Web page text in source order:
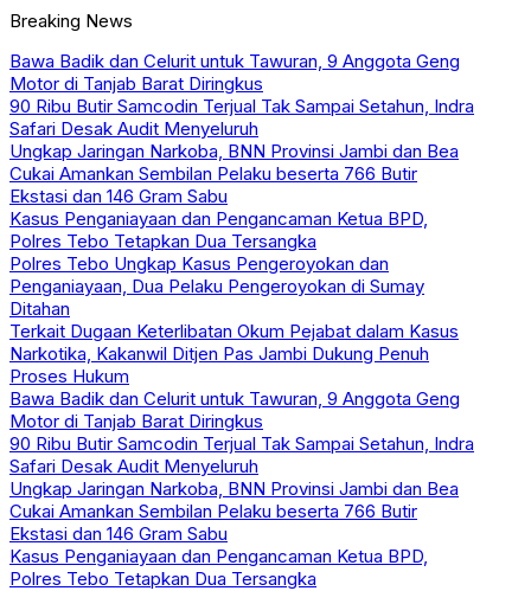
Breaking News
Bawa Badik dan Celurit untuk Tawuran, 9 Anggota Geng
Motor di Tanjab Barat Diringkus
90 Ribu Butir Samcodin Terjual Tak Sampai Setahun, Indra
Safari Desak Audit Menyeluruh
Ungkap Jaringan Narkoba, BNN Provinsi Jambi dan Bea
Cukai Amankan Sembilan Pelaku beserta 766 Butir
Ekstasi dan 146 Gram Sabu
Kasus Penganiayaan dan Pengancaman Ketua BPD,
Polres Tebo Tetapkan Dua Tersangka
Polres Tebo Ungkap Kasus Pengeroyokan dan
Penganiayaan, Dua Pelaku Pengeroyokan di Sumay
Ditahan
Terkait Dugaan Keterlibatan Okum Pejabat dalam Kasus
Narkotika, Kakanwil Ditjen Pas Jambi Dukung Penuh
Proses Hukum
Bawa Badik dan Celurit untuk Tawuran, 9 Anggota Geng
Motor di Tanjab Barat Diringkus
90 Ribu Butir Samcodin Terjual Tak Sampai Setahun, Indra
Safari Desak Audit Menyeluruh
Ungkap Jaringan Narkoba, BNN Provinsi Jambi dan Bea
Cukai Amankan Sembilan Pelaku beserta 766 Butir
Ekstasi dan 146 Gram Sabu
Kasus Penganiayaan dan Pengancaman Ketua BPD,
Polres Tebo Tetapkan Dua Tersangka